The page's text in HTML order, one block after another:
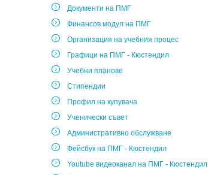
Документи на ПМГ
Финансов модул на ПМГ
Организация на учебния процес
Графици на ПМГ - Кюстендил
Учебни планове
Стипендии
Профил на купувача
Ученически съвет
Административно обслужване
Фейсбук на ПМГ - Кюстендил
Youtube видеоканал на ПМГ - Кюстендил